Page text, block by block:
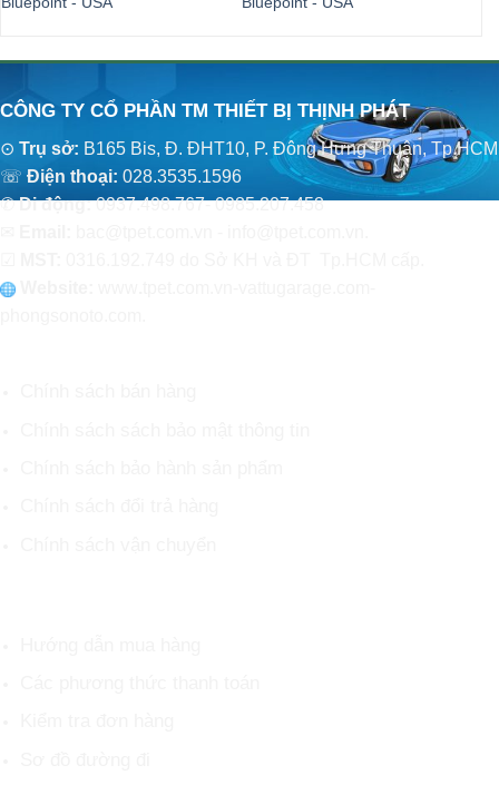
CÔNG TY CỔ PHẦN TM THIẾT BỊ THỊNH PHÁT
⊙ Trụ sở: B165 Bis, Đ. ĐHT10, P. Đông Hưng Thuận, Tp.HCM
☏ Điện thoại: 028.3535.1596
✆Di động:0937.498.767- 0985.207.458